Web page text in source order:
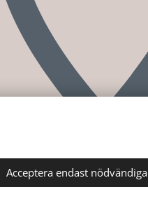
Acceptera endast nödvändiga